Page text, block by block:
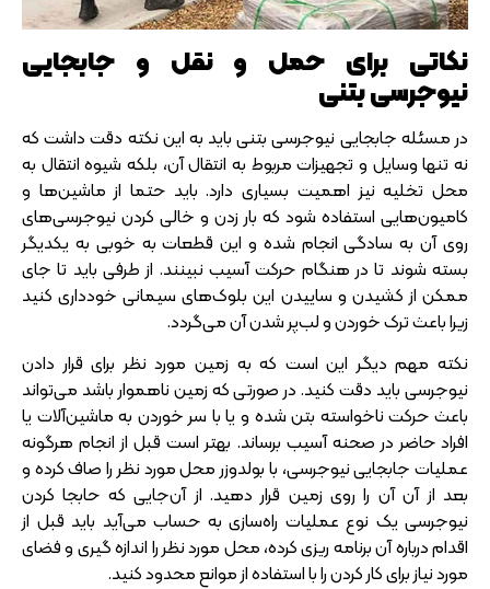
نکاتی برای حمل و نقل و جابجایی
نیوجرسی بتنی
در مسئله جابجایی نیوجرسی بتنی باید به این نکته دقت داشت که
نه تنها وسایل و تجهیزات مربوط به انتقال آن، بلکه شیوه انتقال به
محل تخلیه نیز اهمیت بسیاری دارد. باید حتما از ماشین‌ها و
کامیون‌هایی استفاده شود که بار زدن و خالی کردن نیوجرسی‌های
روی آن به سادگی انجام شده و این قطعات به خوبی به یکدیگر
بسته شوند تا در هنگام حرکت آسیب نبینند. از طرفی باید تا جای
ممکن از کشیدن و ساییدن این بلوک‌های سیمانی خودداری کنید
زیرا باعث ترک خوردن و لب‌پر شدن آن می‌گردد.
نکته مهم دیگر این است که به زمین مورد نظر برای قرار دادن
نیوجرسی باید دقت کنید. در صورتی که زمین ناهموار باشد می‌تواند
باعث حرکت ناخواسته بتن شده و یا با سر خوردن به ماشین‌آلات یا
افراد حاضر در صحنه آسیب برساند. بهتر است قبل از انجام هرگونه
عملیات جابجایی نیوجرسی، با بولدوزر محل مورد نظر را صاف کرده و
بعد از آن آن را روی زمین قرار دهید. از آن‌جایی که حابجا کردن
نیوجرسی یک نوع عملیات راه‌سازی به حساب می‌آید باید قبل از
اقدام درباره آن برنامه ریزی کرده، محل مورد نظر را اندازه گیری و فضای
مورد نیاز برای کار کردن را با استفاده از موانع محدود کنید.